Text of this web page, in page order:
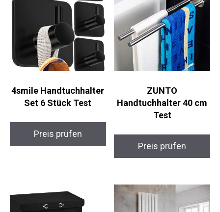
4smile Handtuchhalter
Set 6 Stück Test
Preis prüfen
ZUNTO
Handtuchhalter 40 cm
Test
Preis prüfen